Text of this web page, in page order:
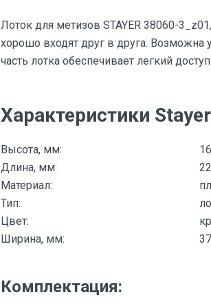
Лоток для метизов STAYER 38060-
хорошо входят друг в друга. Возможна
часть лотка обеспечивает легкий
Характеристики
Высота, мм:
Длина, мм:
Материал:
Тип:
Цвет:
Ширина, мм:
Комплектация: